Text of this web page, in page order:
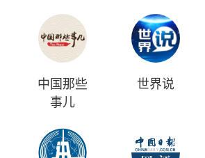
中国那些
事儿
世界说